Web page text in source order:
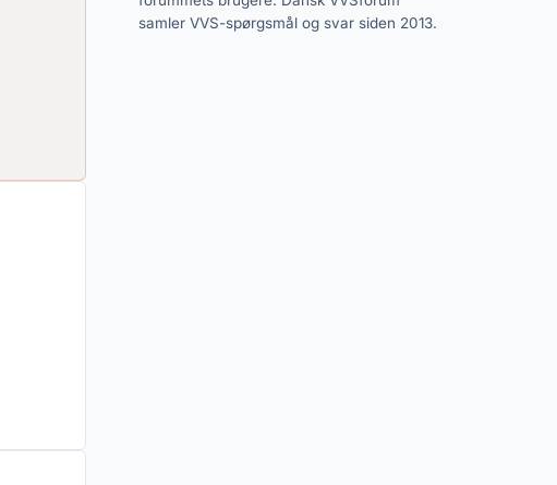
samler VVS-spørgsmål og svar siden 2013.